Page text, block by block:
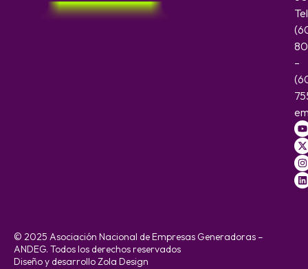
–
© 2025 Asociación Nacional de Empresas Generadoras –
ANDEG. Todos los derechos reservados
Diseño y desarrollo Zola Design